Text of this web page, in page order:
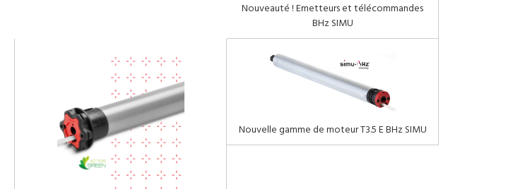
Nouveauté ! Emetteurs et télécommandes
BHz SIMU
Nouvelle gamme de moteur T3.5 E BHz SIMU